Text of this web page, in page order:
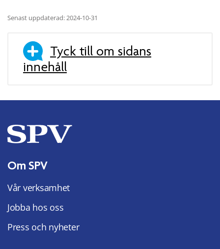
Senast uppdaterad: 2024-10-31
Tyck till om sidans
innehåll
Om SPV
Vår verksamhet
Jobba hos oss
Press och nyheter